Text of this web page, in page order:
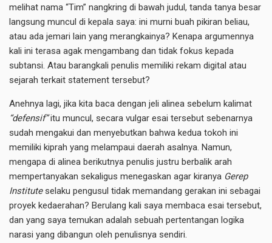
melihat nama “Tim” nangkring di bawah judul, tanda tanya besar
langsung muncul di kepala saya: ini murni buah pikiran beliau,
atau ada jemari lain yang merangkainya? Kenapa argumennya
kali ini terasa agak mengambang dan tidak fokus kepada
subtansi. Atau barangkali penulis memiliki rekam digital atau
sejarah terkait statement tersebut?
Anehnya lagi, jika kita baca dengan jeli alinea sebelum kalimat
“defensif”itu muncul, secara vulgar esai tersebut sebenarnya
sudah mengakui dan menyebutkan bahwa kedua tokoh ini
memiliki kiprah yang melampaui daerah asalnya. Namun,
mengapa di alinea berikutnya penulis justru berbalik arah
mempertanyakan sekaligus menegaskan agar kiranya Gerep
Instituteselaku pengusul tidak memandang gerakan ini sebagai
proyek kedaerahan? Berulang kali saya membaca esai tersebut,
dan yang saya temukan adalah sebuah pertentangan logika
narasi yang dibangun oleh penulisnya sendiri.